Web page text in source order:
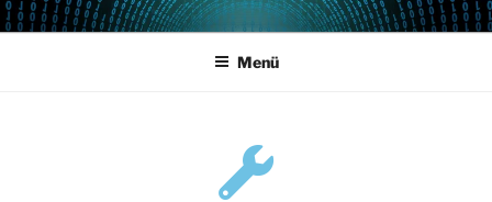
POWERCAMPUS 01
Home of the LPAR-Tool
Menü